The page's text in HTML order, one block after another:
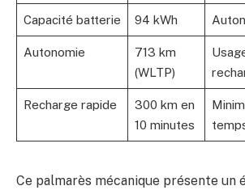
Capacité batterie 94 kWh
Autonomie
713 km
(WLTP)
Recharge rapide
300 km en
10 minutes
Ce palmarès mécanique présente un